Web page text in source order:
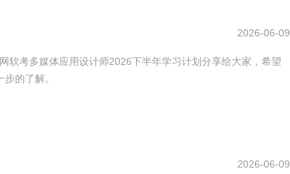
2026-06-09
软考多媒体应用设计师2026下半年学习计划分享给大家，希望
的了解。
2026-06-09